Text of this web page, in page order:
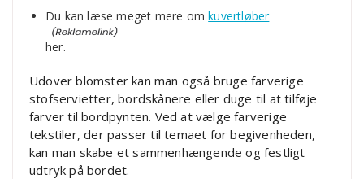
Du kan læse meget mere omkuvertløber
her.
Udover blomster kan man også bruge farverige
stofservietter, bordskånere eller duge til at tilføje
farver til bordpynten. Ved at vælge farverige
tekstiler, der passer til temaet for begivenheden,
kan man skabe et sammenhængende og festligt
udtryk på bordet.